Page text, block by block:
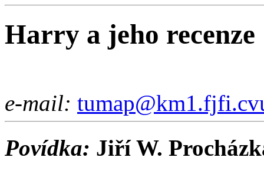
Harry a jeho recenze
e-mail:
Povídka: Jiří W.